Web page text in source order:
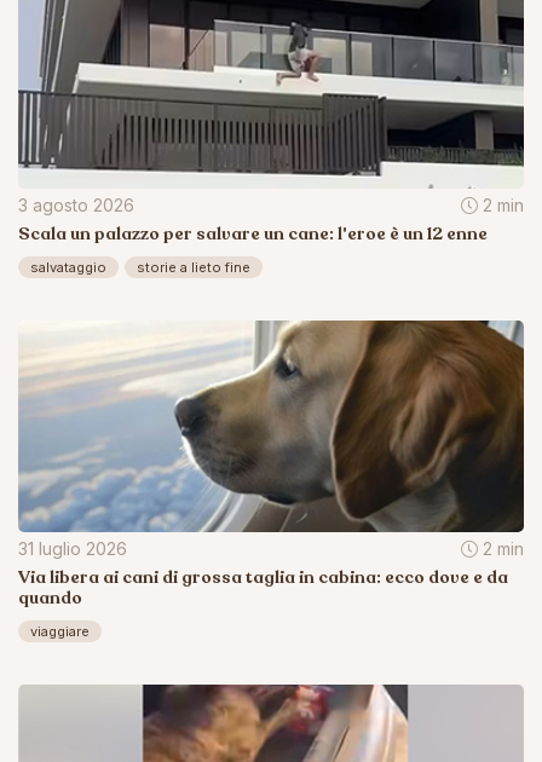
3 agosto 2026 2 min
Scala un palazzo per salvare un cane: l'eroe è un 12 enne
salvataggio storie a lieto fine
31 luglio 2026 2 min
Via libera ai cani di grossa taglia in cabina: ecco dove e da
quando
viaggiare